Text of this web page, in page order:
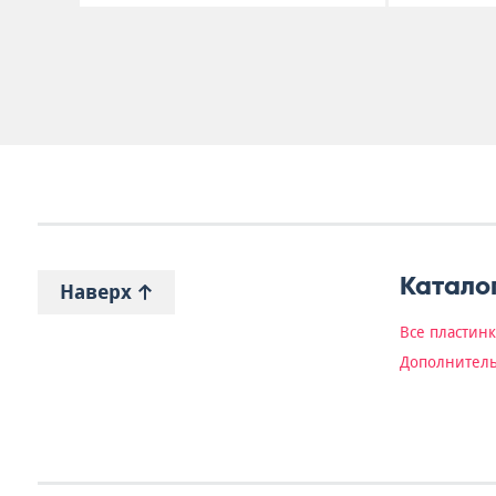
Наверх
Все